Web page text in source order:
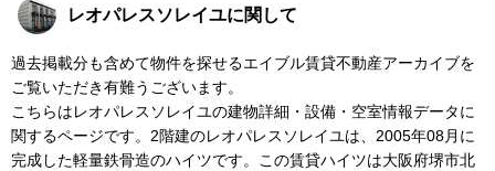
レオパレスソレイユに関して
過去掲載分も含めて物件を探せるエイブル賃貸不動産アーカイブを
ご覧いただき有難うございます。
こちらはレオパレスソレイユの建物詳細・設備・空室情報データに
関するページです。2階建のレオパレスソレイユは、2005年08月に
完成した軽量鉄骨造のハイツです。この賃貸ハイツは大阪府堺市北